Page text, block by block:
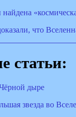
что
статьи:
дыре
звезда во